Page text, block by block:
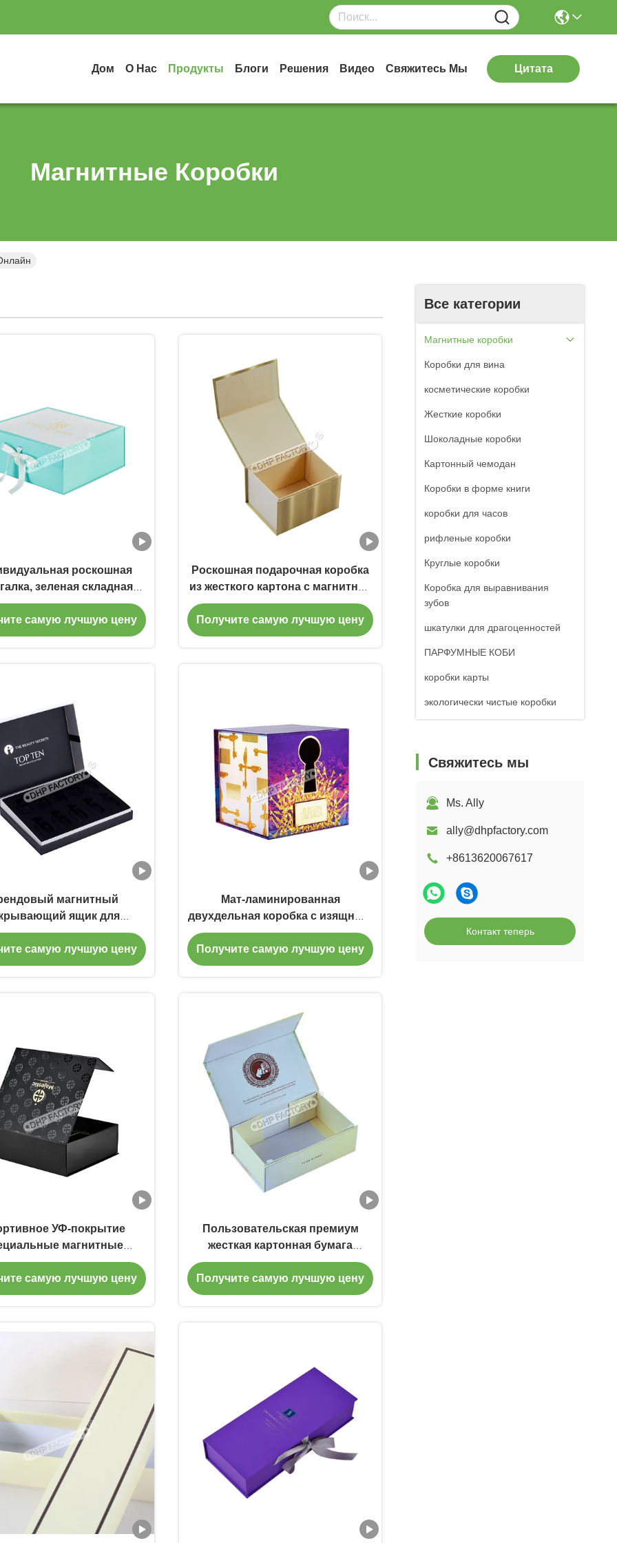
Дом О Нас Продукты Блоги Решения Видео Свяжитесь Мы Цитата
Магнитные Коробки
Все категории
Магнитные коробки
Коробки для вина
косметические коробки
Жесткие коробки
Шоколадные коробки
Картонный чемодан
Коробки в форме книги
коробки для часов
рифленые коробки
Круглые коробки
Коробка для выравнивания
зубов
шкатулки для драгоценностей
ПАРФУМНЫЕ КОБИ
коробки карты
экологически чистые коробки
Свяжитесь мы
Ms. Ally
ally@dhpfactory.com
+8613620067617
Контакт теперь
роскошная
зеленая складная
ленточная упаковка
бренда одежды
самую лучшую цену
Роскошная подарочная коробка
из жесткого картона с магнитной
крышкой и золотым покрытием
с УФ-логотипом
Получите самую лучшую цену
магнитный
ящик для
подарочных
Премиум презентация
самую лучшую цену
Мат-ламинированная
двухдельная коробка с изящным
дизайном для подарков для
особых случаев
Получите самую лучшую цену
УФ-покрытие
магнитные
коробки с
вставкой
самую лучшую цену
Пользовательская премиум
жесткая картонная бумага
складная магнитная коробка для
упаковки одежды
Получите самую лучшую цену